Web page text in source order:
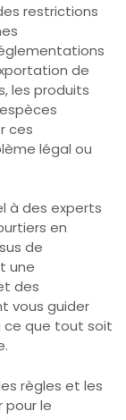
restrictions
de
les produits
ces
légal ou
à des experts
en
de
une
des
vous guider
ce que tout soit
règles et les
pour le